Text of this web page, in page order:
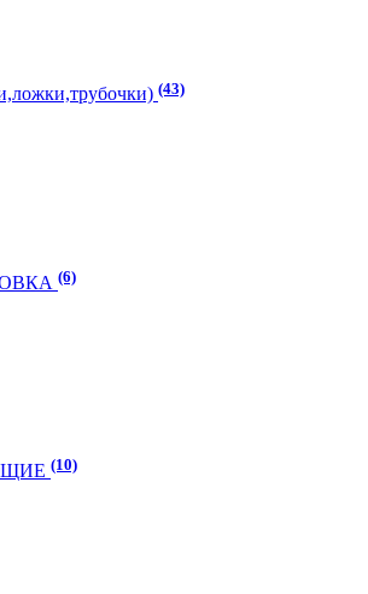
(43)
(6)
(10)